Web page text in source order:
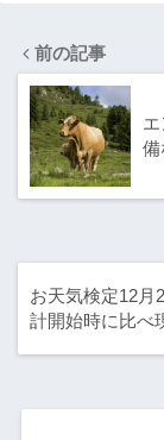
前の記事
備
お天気検定12月
計開始時に比べ